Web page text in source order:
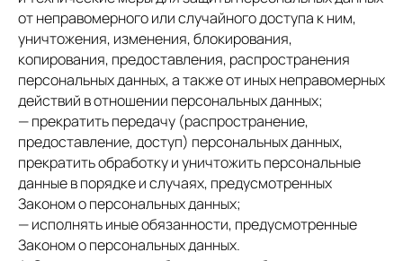
от неправомерного или случайного доступа к ним,
уничтожения, изменения, блокирования,
копирования, предоставления, распространения
персональных данных, а также от иных неправомерных
действий в отношении персональных данных;
— прекратить передачу (распространение,
предоставление, доступ) персональных данных,
прекратить обработку и уничтожить персональные
данные в порядке и случаях, предусмотренных
Законом о персональных данных;
— исполнять иные обязанности, предусмотренные
Законом о персональных данных.